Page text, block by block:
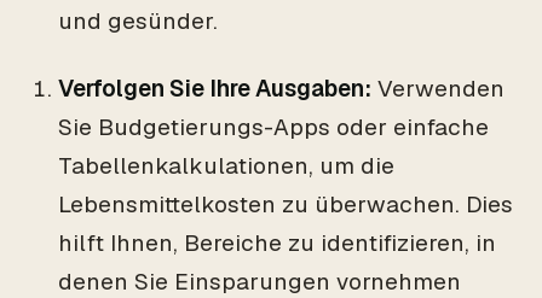
und gesünder.
Verfolgen Sie Ihre Ausgaben: Verwenden
Sie Budgetierungs-Apps oder einfache
Tabellenkalkulationen, um die
Lebensmittelkosten zu überwachen. Dies
hilft Ihnen, Bereiche zu identifizieren, in
denen Sie Einsparungen vornehmen